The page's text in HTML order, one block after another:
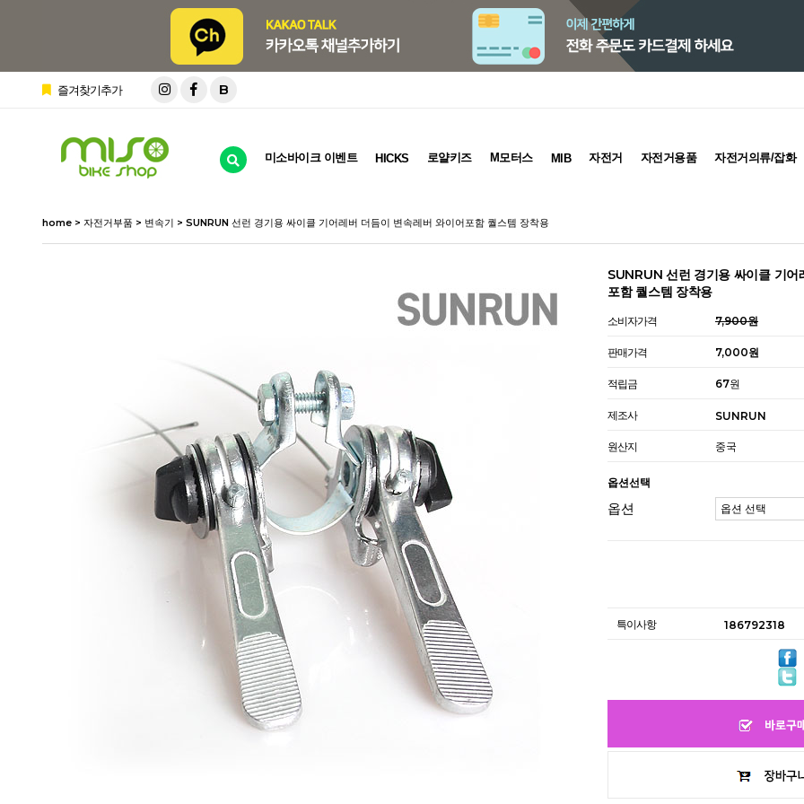
즐겨찾기추가 B
미소바이크 이벤트 HICKS 로얄키즈 M모터스 MIB 자전거 자전거용품 자전거의류/잡화
home > 자전거부품 > 변속기 > SUNRUN 선런 경기용 싸이클 기어레버 더듬이 변속레버 와이어포함 퀄스템 장착용
SUNRUN 선런 경기용 싸이클 기
포함 퀄스템 장착용
소비자가격 7,900원
판매가격 7,000원
적립금 67원
제조사 SUNRUN
원산지 중국
옵션선택
옵션
특이사항 186792318